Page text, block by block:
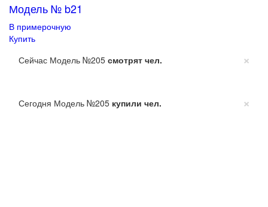
Модель № b21
В примерочную
Купить
×
Сейчас Модель №205 смотрят чел.
×
Сегодня Модель №205 купили чел.